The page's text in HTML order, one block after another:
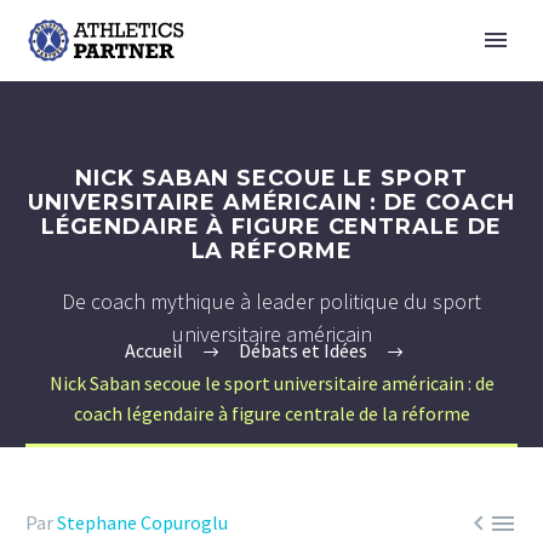
NICK SABAN SECOUE LE SPORT
UNIVERSITAIRE AMÉRICAIN : DE COACH
LÉGENDAIRE À FIGURE CENTRALE DE
LA RÉFORME
De coach mythique à leader politique du sport
universitaire américain
Accueil
Débats et Idées
Nick Saban secoue le sport universitaire américain : de
coach légendaire à figure centrale de la réforme

ParStephane Copuroglu